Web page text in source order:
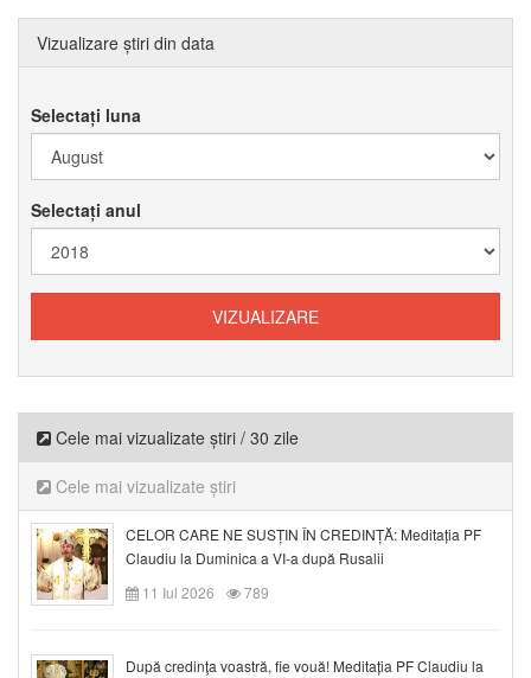
Vizualizare știri din data
Selectați luna
Selectați anul
Cele mai vizualizate știri / 30 zile
Cele mai vizualizate știri
CELOR CARE NE SUSȚIN ÎN CREDINȚĂ: Meditația PF
Claudiu la Duminica a VI-a după Rusalii
11 Iul 2026
789
După credinţa voastră, fie vouă! Meditația PF Claudiu la